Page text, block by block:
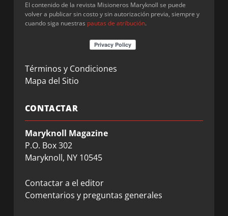
El contenido de la revista Misioneros Maryknoll se puede
volver a publicar sin costo y sin autorización previa, siempre y
cuando siga nuestras pautas de atribución.
Términos y Condiciones
Mapa del Sitio
CONTACTAR
Maryknoll Magazine
P.O. Box 302
Maryknoll, NY 10545
Contactar a el editor
Comentarios y preguntas generales